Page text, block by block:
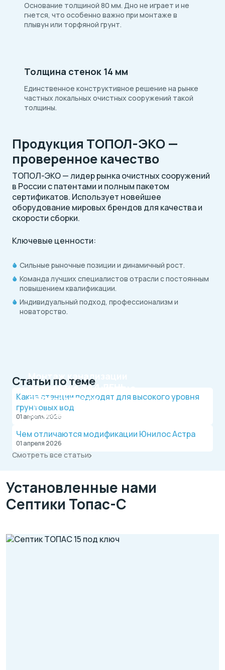
Основание толщиной 80 мм. Дно не играет и не
гнется, что особенно важно при монтаже в
плывун или торфяной грунт.
Толщина стенок 14 мм
Единственное конструктивное решение на рынке
частных локальных очистных сооружений такой
толщины.
Продукция ТОПОЛ-ЭКО —
проверенное качество
ТОПОЛ-ЭКО — лидер рынка очистных сооружений
в России с патентами и полным пакетом
сертификатов. Использует новейшее
оборудование мировых брендов для качества и
скорости сборки.
Ключевые ценности:
Сильные рыночные позиции и динамичный рост.
Команда лучших специалистов отрасли с постоянным
повышением квалификации.
Индивидуальный подход, профессионализм и
новаторство.
Монтаж канализации
на участкеЗА 1 ДЕНЬ
Официальный дилер, работаем по договору.
Оплата после монтажа.
Рассрочка на 4 месяца
БЕЗ переплаты
Выгодные условия на монтаж канализации и
Статьи по теме
Какие станции подходят для высокого уровня
грунтовых вод
01 апреля 2026
Чем отличаются модификации Юнилос Астра
01 апреля 2026
Смотреть все статьи
Установленные нами
Септики Топас-С